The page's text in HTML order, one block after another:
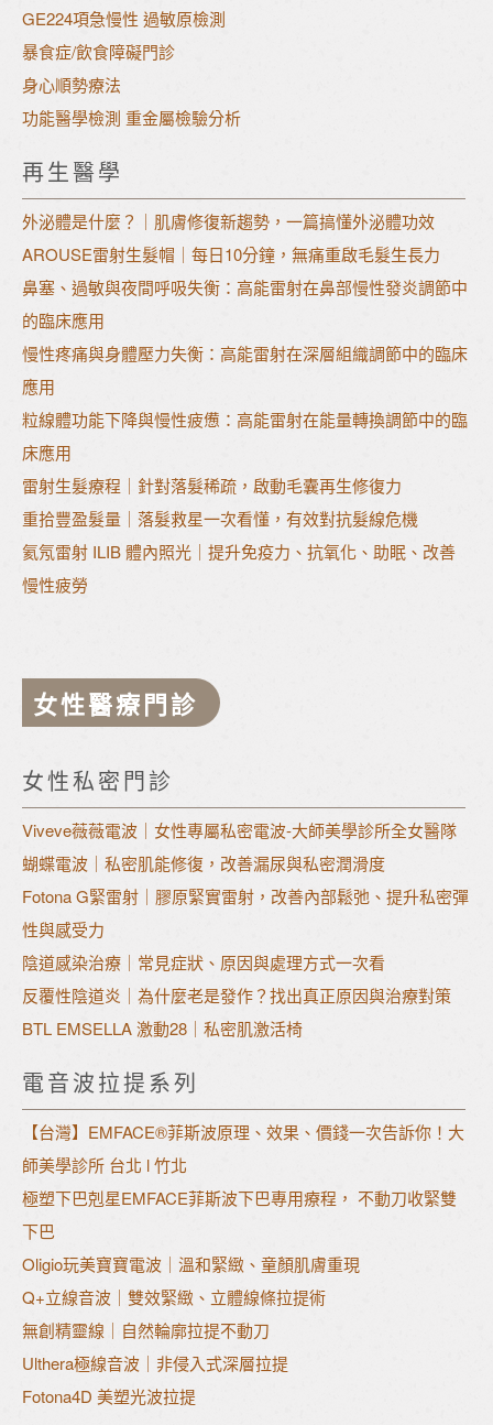
GE224項急慢性 過敏原檢測
暴食症/飲食障礙門診
身心順勢療法
功能醫學檢測 重金屬檢驗分析
再生醫學
外泌體是什麼？｜肌膚修復新趨勢，一篇搞懂外泌體功效
AROUSE雷射生髮帽｜每日10分鐘，無痛重啟毛髮生長力
鼻塞、過敏與夜間呼吸失衡：高能雷射在鼻部慢性發炎調節中
的臨床應用
慢性疼痛與身體壓力失衡：高能雷射在深層組織調節中的臨床
應用
粒線體功能下降與慢性疲憊：高能雷射在能量轉換調節中的臨
床應用
雷射生髮療程｜針對落髮稀疏，啟動毛囊再生修復力
重拾豐盈髮量｜落髮救星一次看懂，有效對抗髮線危機
氦氖雷射 ILIB 體內照光｜提升免疫力、抗氧化、助眠、改善
慢性疲勞
女性醫療門診
女性私密門診
Viveve薇薇電波｜女性專屬私密電波-大師美學診所全女醫隊
蝴蝶電波｜私密肌能修復，改善漏尿與私密潤滑度
Fotona G緊雷射｜膠原緊實雷射，改善內部鬆弛、提升私密彈
性與感受力
陰道感染治療｜常見症狀、原因與處理方式一次看
反覆性陰道炎｜為什麼老是發作？找出真正原因與治療對策
BTL EMSELLA 激動28｜私密肌激活椅
電音波拉提系列
【台灣】EMFACE®菲斯波原理、效果、價錢一次告訴你！大
師美學診所 台北 l 竹北
極塑下巴剋星EMFACE菲斯波下巴專用療程， 不動刀收緊雙
下巴
Oligio玩美寶寶電波｜溫和緊緻、童顏肌膚重現
Q+立線音波｜雙效緊緻、立體線條拉提術
無創精靈線｜自然輪廓拉提不動刀
Ulthera極線音波｜非侵入式深層拉提
Fotona4D 美塑光波拉提